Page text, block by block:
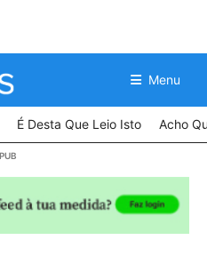
Menu
É Desta Que Leio Isto Acho